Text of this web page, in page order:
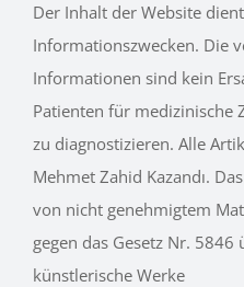
Der Inhalt der Website
Informationszwecken. Die
Informationen sind kein
Patienten für medizinische
zu diagnostizieren. Alle
Mehmet Zahid Kazandı.
von nicht genehmigtem
gegen das Gesetz Nr. 5846
künstlerische Werke